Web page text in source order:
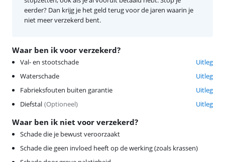
Waar ben ik voor verzekerd?
Val- en stootschade
Uitleg
Waterschade
Uitleg
Fabrieksfouten buiten garantie
Uitleg
Diefstal (Optioneel) Uitleg
Waar ben ik niet voor verzekerd?
Schade die je bewust veroorzaakt
Schade die geen invloed heeft op de werking (zoals krassen)
eerder? Dan krijg je het geld terug voor de jaren waarin je
niet meer verzekerd bent.